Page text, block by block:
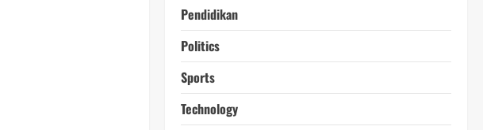
Pendidikan
Politics
Sports
Technology